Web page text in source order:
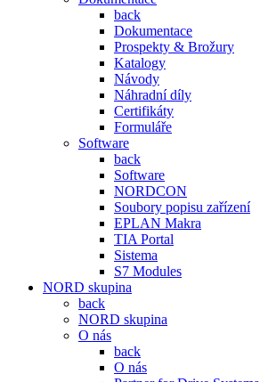
back
Dokumentace
Prospekty & Brožury
Katalogy
Návody
Náhradní díly
Certifikáty
Formuláře
Software
back
Software
NORDCON
Soubory popisu zařízení
EPLAN Makra
TIA Portal
Sistema
S7 Modules
NORD skupina
back
NORD skupina
O nás
back
O nás